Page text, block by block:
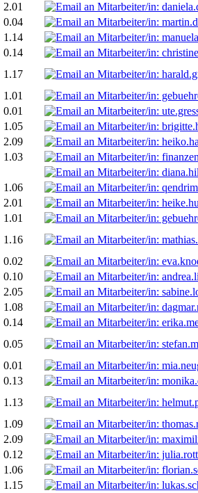
2.01
0.04
1.14
0.14
1.17
1.01
0.01
1.05
2.09
1.03
1.06
2.01
1.01
1.16
0.02
0.10
2.05
1.08
0.14
0.05
0.01
0.13
1.13
1.09
2.09
0.12
1.06
1.15